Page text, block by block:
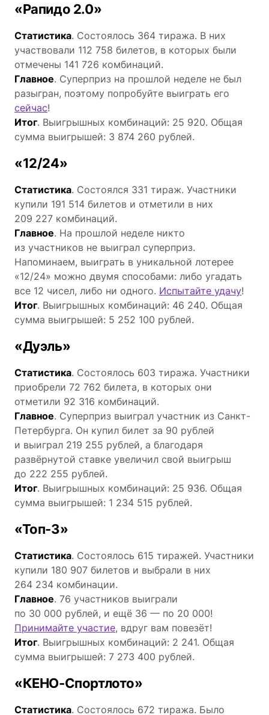
«Рапидо 2.0»
Статистика. Состоялось 364 тиража. В них
участвовали 112 758 билетов, в которых были
отмечены 141 726 комбинаций.
Главное. Суперприз на прошлой неделе не был
разыгран, поэтому попробуйте выиграть его
сейчас!
Итог. Выигрышных комбинаций: 25 920. Общая
сумма выигрышей: 3 874 260 рублей.
«12/24»
Статистика. Состоялся 331 тираж. Участники
купили 191 514 билетов и отметили в них
209 227 комбинаций.
Главное. На прошлой неделе никто
из участников не выиграл суперприз.
Напоминаем, выиграть в уникальной лотерее
«12/24» можно двумя способами: либо угадать
все 12 чисел, либо ни одного. Испытайте удачу!
Итог. Выигрышных комбинаций: 46 240. Общая
сумма выигрышей: 5 252 100 рублей.
«Дуэль»
Статистика. Состоялось 603 тиража. Участники
приобрели 72 762 билета, в которых они
отметили 92 316 комбинаций.
Главное. Суперприз выиграл участник из Санкт-
Петербурга. Он купил билет за 90 рублей
и выиграл 219 255 рублей, а благодаря
развёрнутой ставке увеличил свой выигрыш
до 222 255 рублей.
Итог. Выигрышных комбинаций: 25 936. Общая
сумма выигрышей: 1 234 515 рублей.
«Топ-3»
Статистика. Состоялось 615 тиражей. Участники
купили 180 907 билетов и выбрали в них
264 234 комбинации.
Главное. 76 участников выиграли
по 30 000 рублей, и ещё 36 — по 20 000!
Принимайте участие, вдруг вам повезёт!
Итог. Выигрышных комбинаций: 2 241. Общая
сумма выигрышей: 7 273 400 рублей.
«КЕНО-Спортлото»
Статистика. Состоялось 672 тиража. Было